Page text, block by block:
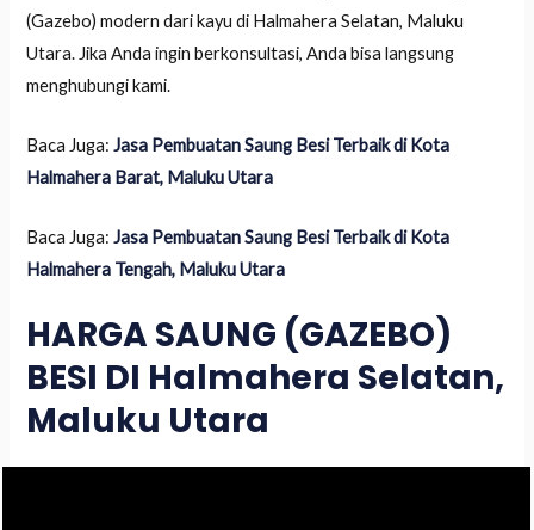
(Gazebo) modern dari kayu di Halmahera Selatan, Maluku
Utara. Jika Anda ingin berkonsultasi, Anda bisa langsung
menghubungi kami.
Baca Juga:Jasa Pembuatan Saung Besi Terbaik di Kota
Halmahera Barat, Maluku Utara
Baca Juga:Jasa Pembuatan Saung Besi Terbaik di Kota
Halmahera Tengah, Maluku Utara
HARGA SAUNG (GAZEBO)
BESI DI Halmahera Selatan,
Maluku Utara